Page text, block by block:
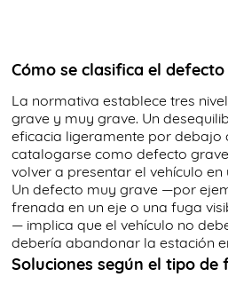
Cómo se clasifica el defecto
La normativa establece tres
grave y muy grave. Un
eficacia ligeramente por debajo
catalogarse como defecto
volver a presentar el vehículo
Un defecto muy grave —por
frenada en un eje o una fuga
— implica que el vehículo no
debería abandonar la estación
Soluciones según el tipo de